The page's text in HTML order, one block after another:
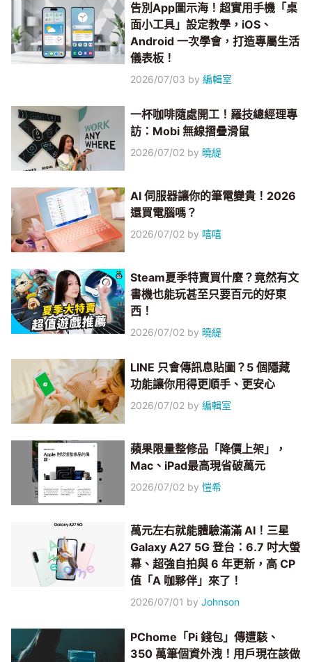
告別App圖示海！超實用手機「桌
面小工具」設定教學，iOS、
Android 一次學會，打造專屬生活
儀表板！
2026/07/03 by編輯室
一杯咖啡隨處開工！羅技總經理專
訪：Mobi 無線摺疊滑鼠
2026/07/02 by 曉緹
AI 伺服器讓你的筆電變貴！2026
還買電腦嗎？
2026/07/02 by 嘻嘻
Steam夏季特賣買什麼？竟然有文
書機也能玩甚至只要百元的好東
西！
2026/07/02 by 曉緹
LINE 只會傳訊息貼圖？5 個隱藏
功能讓你用得更順手、更安心
2026/07/02 by編輯室
蘋果限量整修品「降價上架」，
Mac、iPad最高現省破萬元
2026/07/02 by愷希
萬元左右就能體驗滿滿 AI！三星
Galaxy A27 5G 登台：6.7 吋大螢
幕、超強自拍與 6 年更新，高 CP
值「A 咖夥伴」來了！
2026/07/01 byJohnson
PChome「Pi 錢包」傳遭駭、
350 萬筆個資外洩！用戶現在該做